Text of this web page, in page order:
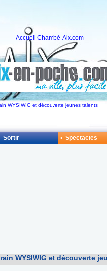
WYSIWIG et découverte jeunes talents
Accueil Chambé-Aix.com
WYSIWIG et découverte
Sortir • Spectacles